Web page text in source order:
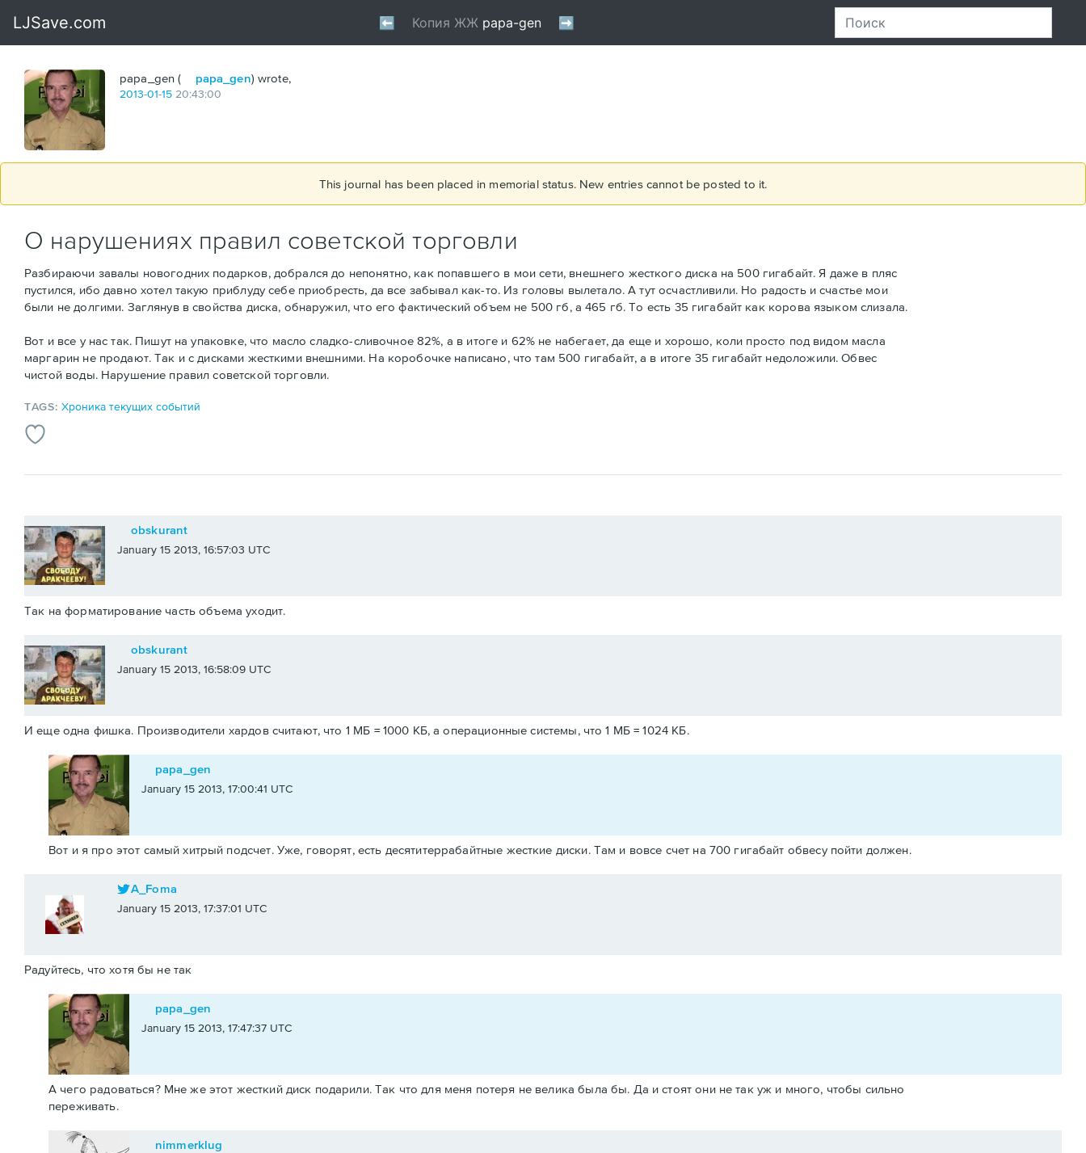
papa_gen ( papa_gen) wrote,
2013-01-15 20:43:00
This journal has been placed in memorial status. New entries cannot be posted to it.
О нарушениях правил советской торговли
Разбираючи завалы новогодних подарков, добрался до непонятно, как попавшего в мои сети, внешнего жесткого диска на 500 гигабайт. Я даже в пляс
пустился, ибо давно хотел такую приблуду себе приобресть, да все забывал как-то. Из головы вылетало. А тут осчастливили. Но радость и счастье мои
были не долгими. Заглянув в свойства диска, обнаружил, что его фактический объем не 500 гб, а 465 гб. То есть 35 гигабайт как корова языком слизала.
Вот и все у нас так. Пишут на упаковке, что масло сладко-сливочное 82%, а в итоге и 62% не набегает, да еще и хорошо, коли просто под видом масла
маргарин не продают. Так и с дисками жесткими внешними. На коробочке написано, что там 500 гигабайт, а в итоге 35 гигабайт недоложили. Обвес
чистой воды. Нарушение правил советской торговли.
TAGS:Хроника текущих событий
obskurant
January 15 2013, 16:57:03 UTC
Так на форматирование часть объема уходит.
obskurant
January 15 2013, 16:58:09 UTC
И еще одна фишка. Производители хардов считают, что 1 МБ = 1000 КБ, а операционные системы, что 1 МБ = 1024 КБ.
papa_gen
January 15 2013, 17:00:41 UTC
Вот и я про этот самый хитрый подсчет. Уже, говорят, есть десятитеррабайтные жесткие диски. Там и вовсе счет на 700 гигабайт обвесу пойти должен.
A_Foma
January 15 2013, 17:37:01 UTC
Радуйтесь, что хотя бы не так
papa_gen
January 15 2013, 17:47:37 UTC
А чего радоваться? Мне же этот жесткий диск подарили. Так что для меня потеря не велика была бы. Да и стоят они не так уж и много, чтобы сильно
переживать.
nimmerklug